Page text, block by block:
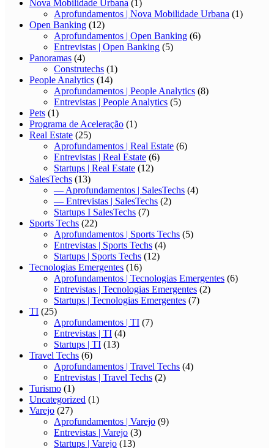
Nova Mobilidade Urbana (1)
Aprofundamentos | Nova Mobilidade Urbana (1)
Open Banking (12)
Aprofundamentos | Open Banking (6)
Entrevistas | Open Banking (5)
Panoramas (4)
Construtechs (1)
People Analytics (14)
Aprofundamentos | People Analytics (8)
Entrevistas | People Analytics (5)
Pets (1)
Programa de Aceleração (1)
Real Estate (25)
Aprofundamentos | Real Estate (6)
Entrevistas | Real Estate (6)
Startups | Real Estate (12)
SalesTechs (13)
— Aprofundamentos | SalesTechs (4)
— Entrevistas | SalesTechs (2)
Startups I SalesTechs (7)
Sports Techs (22)
Aprofundamentos | Sports Techs (5)
Entrevistas | Sports Techs (4)
Startups | Sports Techs (12)
Tecnologias Emergentes (16)
Aprofundamentos | Tecnologias Emergentes (6)
Entrevistas | Tecnologias Emergentes (2)
Startups | Tecnologias Emergentes (7)
TI (25)
Aprofundamentos | TI (7)
Entrevistas | TI (4)
Startups | TI (13)
Travel Techs (6)
Aprofundamentos | Travel Techs (4)
Entrevistas | Travel Techs (2)
Turismo (1)
Uncategorized (1)
Varejo (27)
Aprofundamentos | Varejo (9)
Entrevistas | Varejo (3)
Startups | Varejo (13)